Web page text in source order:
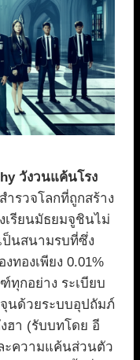
วังวนแค้นโรง
ำรวจโลกที่ถูกสร้าง
เรียนมัธยมจูชินไม่
ป็นสนามรบที่ซึ่ง
ทองเพียง 0.01%
ทุกอย่าง ระเบียบ
จุนด้วยระบบอุปถัมภ์
ฮา (รับบทโดย อี
ความแค้นส่วนตัว